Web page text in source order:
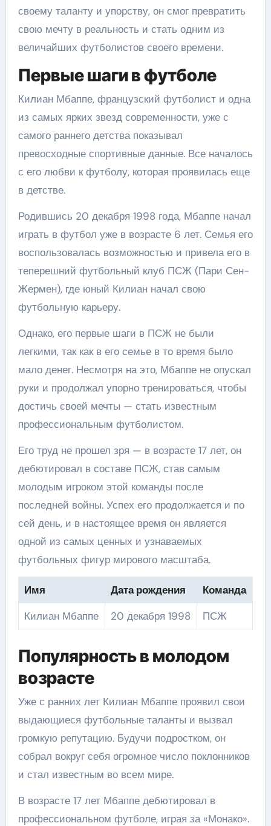
своему таланту и упорству, он смог превратить
свою мечту в реальность и стать одним из
величайших футболистов своего времени.
Первые шаги в футболе
Килиан Мбаппе, французский футболист и одна
из самых ярких звезд современности, уже с
самого раннего детства показывал
превосходные спортивные данные. Все началось
с его любви к футболу, которая проявилась еще
в детстве.
Родившись 20 декабря 1998 года, Мбаппе начал
играть в футбол уже в возрасте 6 лет. Семья его
воспользовалась возможностью и привела его в
теперешний футбольный клуб ПСЖ (Пари Сен-
Жермен), где юный Килиан начал свою
футбольную карьеру.
Однако, его первые шаги в ПСЖ не были
легкими, так как в его семье в то время было
мало денег. Несмотря на это, Мбаппе не опускал
руки и продолжал упорно тренироваться, чтобы
достичь своей мечты — стать известным
профессиональным футболистом.
Его труд не прошел зря — в возрасте 17 лет, он
дебютировал в составе ПСЖ, став самым
молодым игроком этой команды после
последней войны. Успех его продолжается и по
сей день, и в настоящее время он является
одной из самых ценных и узнаваемых
футбольных фигур мирового масштаба.
Имя Дата рождения
Команда
Килиан Мбаппе
20 декабря 1998 ПСЖ
Популярность в молодом
возрасте
Уже с ранних лет Килиан Мбаппе проявил свои
выдающиеся футбольные таланты и вызвал
громкую репутацию. Будучи подростком, он
собрал вокруг себя огромное число поклонников
и стал известным во всем мире.
В возрасте 17 лет Мбаппе дебютировал в
профессиональном футболе, играя за «Монако».